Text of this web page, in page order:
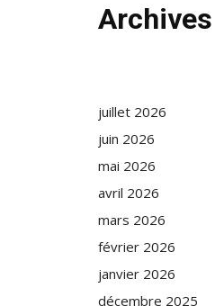
Archives
juillet 2026
juin 2026
mai 2026
avril 2026
mars 2026
février 2026
janvier 2026
décembre 2025